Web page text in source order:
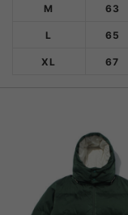
M
63
L
65
XL
67